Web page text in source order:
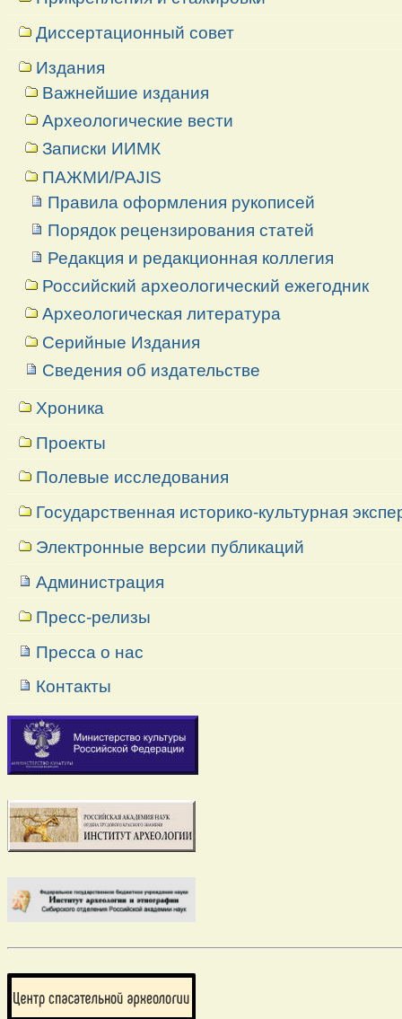
Диссертационный совет
Издания
Важнейшие издания
Археологические вести
Записки ИИМК
ПАЖМИ/PAJIS
Правила оформления рукописей
Порядок рецензирования статей
Редакция и редакционная коллегия
Российский археологический ежегодник
Археологическая литература
Серийные Издания
Сведения об издательстве
Хроника
Проекты
Полевые исследования
Государственная историко-культурная
Электронные версии публикаций
Администрация
Пресс-релизы
Пресса о нас
Контакты